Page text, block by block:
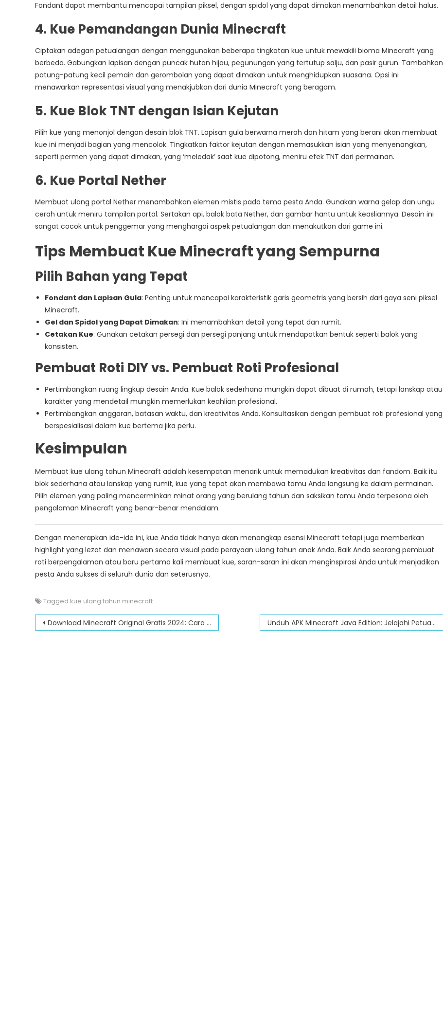
Fondant dapat membantu mencapai tampilan piksel, dengan spidol yang dapat dimakan menambahkan detail halus.
4. Kue Pemandangan Dunia Minecraft
Ciptakan adegan petualangan dengan menggunakan beberapa tingkatan kue untuk mewakili bioma Minecraft yang
berbeda. Gabungkan lapisan dengan puncak hutan hijau, pegunungan yang tertutup salju, dan pasir gurun. Tambahkan
patung-patung kecil pemain dan gerombolan yang dapat dimakan untuk menghidupkan suasana. Opsi ini
menawarkan representasi visual yang menakjubkan dari dunia Minecraft yang beragam.
5. Kue Blok TNT dengan Isian Kejutan
Pilih kue yang menonjol dengan desain blok TNT. Lapisan gula berwarna merah dan hitam yang berani akan membuat
kue ini menjadi bagian yang mencolok. Tingkatkan faktor kejutan dengan memasukkan isian yang menyenangkan,
seperti permen yang dapat dimakan, yang ‘meledak’ saat kue dipotong, meniru efek TNT dari permainan.
6. Kue Portal Nether
Membuat ulang portal Nether menambahkan elemen mistis pada tema pesta Anda. Gunakan warna gelap dan ungu
cerah untuk meniru tampilan portal. Sertakan api, balok bata Nether, dan gambar hantu untuk keasliannya. Desain ini
sangat cocok untuk penggemar yang menghargai aspek petualangan dan menakutkan dari game ini.
Tips Membuat Kue Minecraft yang Sempurna
Pilih Bahan yang Tepat
Fondant dan Lapisan Gula: Penting untuk mencapai karakteristik garis geometris yang bersih dari gaya seni piksel
Minecraft.
Gel dan Spidol yang Dapat Dimakan: Ini menambahkan detail yang tepat dan rumit.
Cetakan Kue: Gunakan cetakan persegi dan persegi panjang untuk mendapatkan bentuk seperti balok yang
konsisten.
Pembuat Roti DIY vs. Pembuat Roti Profesional
Pertimbangkan ruang lingkup desain Anda. Kue balok sederhana mungkin dapat dibuat di rumah, tetapi lanskap atau
karakter yang mendetail mungkin memerlukan keahlian profesional.
Pertimbangkan anggaran, batasan waktu, dan kreativitas Anda. Konsultasikan dengan pembuat roti profesional yang
berspesialisasi dalam kue bertema jika perlu.
Kesimpulan
Membuat kue ulang tahun Minecraft adalah kesempatan menarik untuk memadukan kreativitas dan fandom. Baik itu
blok sederhana atau lanskap yang rumit, kue yang tepat akan membawa tamu Anda langsung ke dalam permainan.
Pilih elemen yang paling mencerminkan minat orang yang berulang tahun dan saksikan tamu Anda terpesona oleh
pengalaman Minecraft yang benar-benar mendalam.
Dengan menerapkan ide-ide ini, kue Anda tidak hanya akan menangkap esensi Minecraft tetapi juga memberikan
highlight yang lezat dan menawan secara visual pada perayaan ulang tahun anak Anda. Baik Anda seorang pembuat
roti berpengalaman atau baru pertama kali membuat kue, saran-saran ini akan menginspirasi Anda untuk menjadikan
pesta Anda sukses di seluruh dunia dan seterusnya.
Tagged kue ulang tahun minecraft
Post
Download Minecraft Original Gratis 2024: Cara Mendapatkan Gamenya Gratis Unduh APK Minecraft Java Edition: Jelajahi Petualangan Membangun Blok